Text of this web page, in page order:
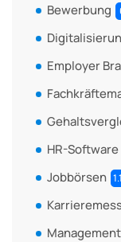
Bewerbung
Employer
HR-Software
Jobbörsen
Management